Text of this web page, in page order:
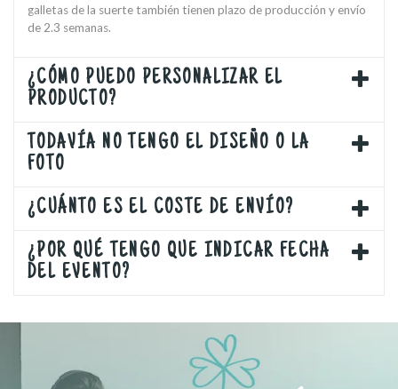
galletas de la suerte también tienen plazo de producción y envío
de 2.3 semanas.
¿CÓMO PUEDO PERSONALIZAR EL
PRODUCTO?
TODAVÍA NO TENGO EL DISEÑO O LA
FOTO
¿CUÁNTO ES EL COSTE DE ENVÍO?
¿POR QUÉ TENGO QUE INDICAR FECHA
DEL EVENTO?